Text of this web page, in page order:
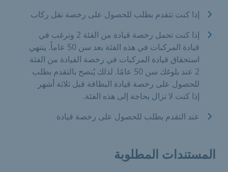
إذا كنت تتقدم بطلب للحصول على رخصة نقل ركاب
إذا كنت تحمل رخصة قيادة من الفئة 2 وترغب في
قيادة المركبات في هذه الفئة بعد سن 50 عاماً. ينتهي
استحقاق قيادة المركبات في رخصة القيادة من الفئة
2 عند بلوغك سن 50 عامًا. لذلك يُنصح بالتقدم بطلب
للحصول على رخصة قيادة البطاقة قبل ثلاثة أشهر
إذا كنت لا تزال بحاجة إلى هذه الفئة.
عند التقدم بطلب للحصول على رخصة قيادة
المستندات المطلوبة